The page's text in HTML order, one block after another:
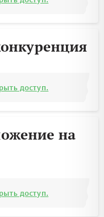
доступ.
на
доступ.